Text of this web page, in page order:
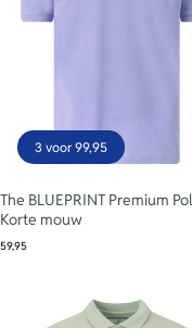
3 voor 99,95
The BLUEPRINT Premium
Korte mouw
59,95